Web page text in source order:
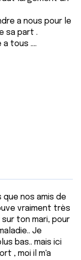
a nous pour le
sa part .
tous ....
que nos amis de
vraiment très
ton mari, pour
Je
bas.. mais ici
, moi il m'a